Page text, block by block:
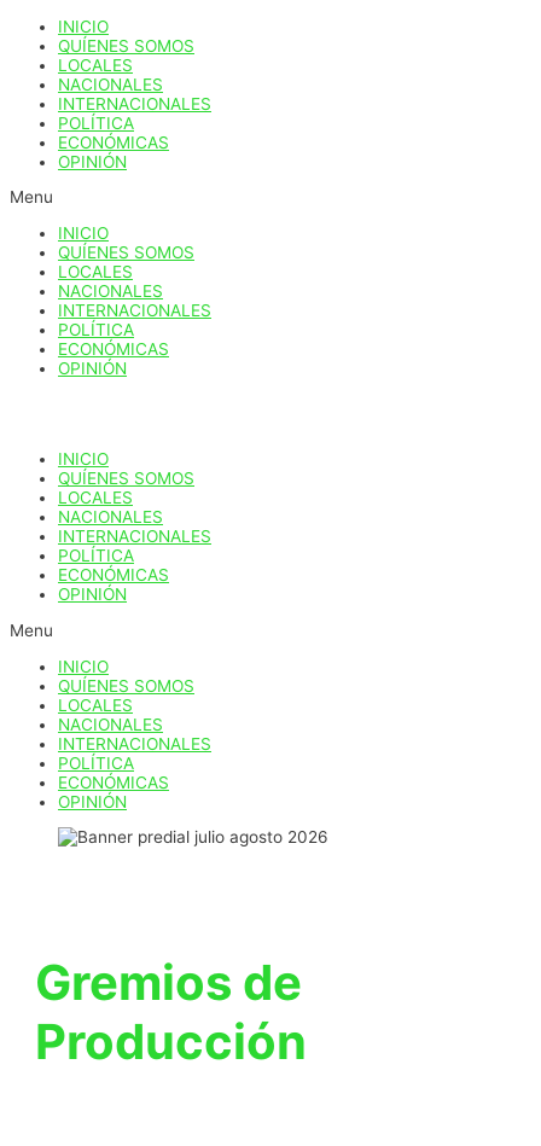
contenido
INICIO
QUÍENES SOMOS
LOCALES
NACIONALES
INTERNACIONALES
POLÍTICA
ECONÓMICAS
OPINIÓN
Menu
INICIO
QUÍENES SOMOS
LOCALES
NACIONALES
INTERNACIONALES
POLÍTICA
ECONÓMICAS
OPINIÓN
INICIO
QUÍENES SOMOS
LOCALES
NACIONALES
INTERNACIONALES
POLÍTICA
ECONÓMICAS
OPINIÓN
Menu
INICIO
QUÍENES SOMOS
LOCALES
NACIONALES
INTERNACIONALES
POLÍTICA
ECONÓMICAS
OPINIÓN
Gremios de
Producción